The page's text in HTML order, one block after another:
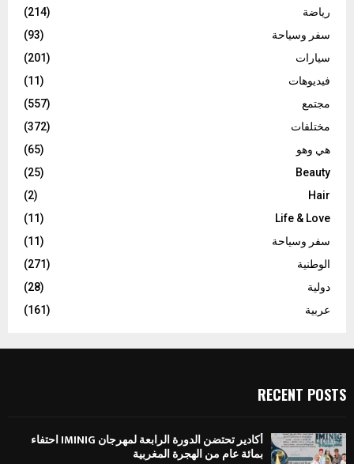
رياضة
(214)
سفر وسياحة
(93)
سيارات
(201)
فيديوهات
(11)
مجتمع
(557)
مختلفات
(372)
هي وهو
(65)
Beauty
(25)
Hair
(2)
Life & Love
(11)
سفر وسياحة
(11)
الوطنية
(271)
دولية
(28)
عربية
(161)
RECENT POSTS
أكادير تحتضن الدورة الرابعة لمهرجان IMINIG احتفاء
بمائة عام من الهجرة المغربية